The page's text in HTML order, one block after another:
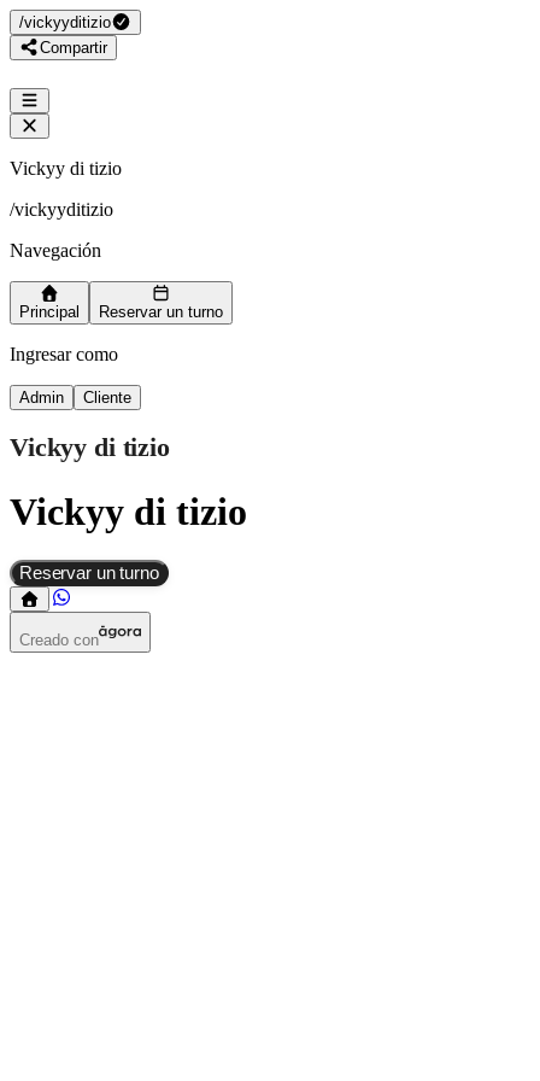
/vickyyditizio
Compartir
Vickyy di tizio
/vickyyditizio
Navegación
Principal Reservar un turno
Ingresar como
Admin Cliente
Vickyy di tizio
Vickyy di tizio
Reservar un turno
Creado con